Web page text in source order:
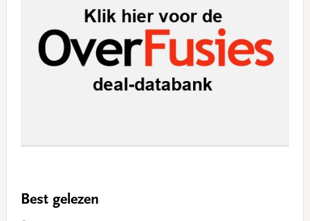
Best gelezen